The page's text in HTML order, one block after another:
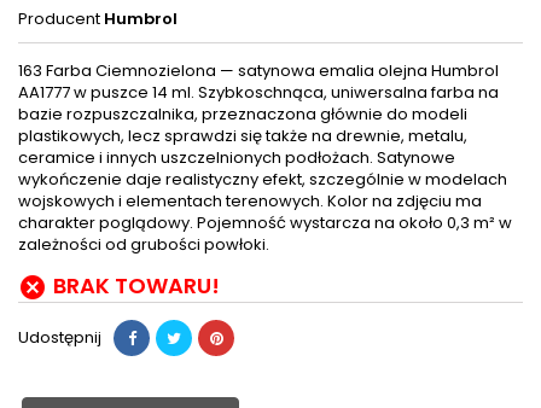
Producent Humbrol
163 Farba Ciemnozielona — satynowa emalia olejna Humbrol
AA1777 w puszce 14 ml. Szybkoschnąca, uniwersalna farba na
bazie rozpuszczalnika, przeznaczona głównie do modeli
plastikowych, lecz sprawdzi się także na drewnie, metalu,
ceramice i innych uszczelnionych podłożach. Satynowe
wykończenie daje realistyczny efekt, szczególnie w modelach
wojskowych i elementach terenowych. Kolor na zdjęciu ma
charakter poglądowy. Pojemność wystarcza na około 0,3 m² w
zależności od grubości powłoki.
 BRAK TOWARU!
Udostępnij